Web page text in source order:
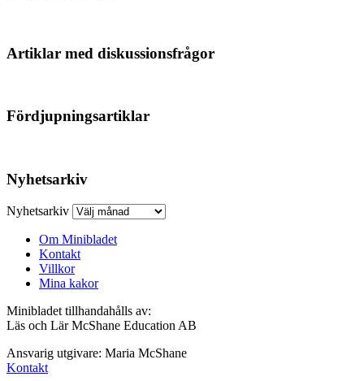
Artiklar med diskussionsfrågor
Fördjupningsartiklar
Nyhetsarkiv
Nyhetsarkiv
Om Minibladet
Kontakt
Villkor
Mina kakor
Minibladet tillhandahålls av:
Läs och Lär McShane Education AB
Ansvarig utgivare: Maria McShane
Kontakt